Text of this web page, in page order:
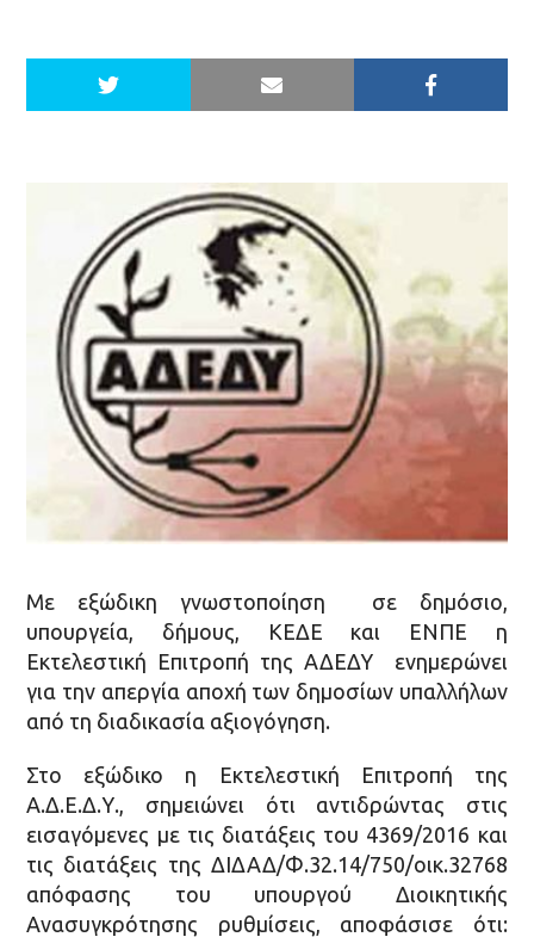
Με εξώδικη γνωστοποίηση σε δημόσιο,
υπουργεία, δήμους, ΚΕΔΕ και ΕΝΠΕ η
Εκτελεστική Επιτροπή της ΑΔΕΔΥ ενημερώνει
για την απεργία αποχή των δημοσίων υπαλλήλων
από τη διαδικασία αξιογόγηση.
Στο εξώδικο η Εκτελεστική Επιτροπή της
Α.Δ.Ε.Δ.Υ., σημειώνει ότι αντιδρώντας στις
εισαγόμενες με τις διατάξεις του 4369/2016 και
τις διατάξεις της ΔΙΔΑΔ/Φ.32.14/750/οικ.32768
απόφασης του υπουργού Διοικητικής
Ανασυγκρότησης ρυθμίσεις, αποφάσισε ότι: